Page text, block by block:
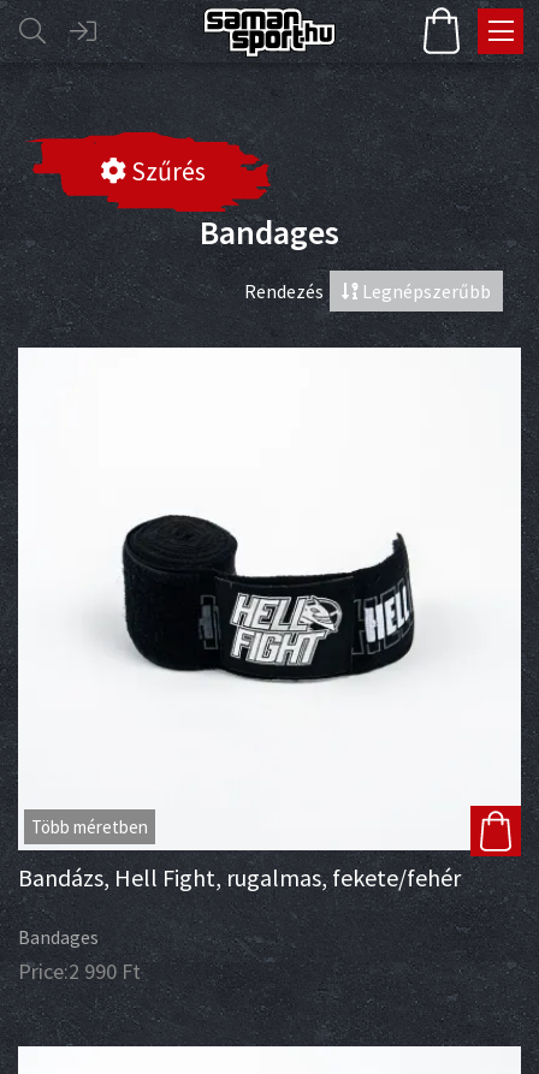
Szűrés
Bandages
Rendezés Legnépszerűbb
Több méretben
Bandázs, Hell Fight, rugalmas, fekete/fehér
Bandages
Price:2 990 Ft